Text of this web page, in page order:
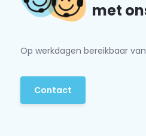
met
Op werkdagen bereikbaar
Contact